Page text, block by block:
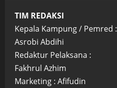
TIM REDAKSI
Kepala Kampung / Pemred :
Asrobi Abdihi
Redaktur Pelaksana :
Fakhrul Azhim
Marketing : Afifudin